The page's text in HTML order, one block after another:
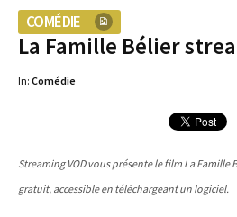
COMÉDIE
La Famille Bélier
In: Comédie
Streaming VOD vous présente le film La
gratuit, accessible en téléchargeant un logiciel.